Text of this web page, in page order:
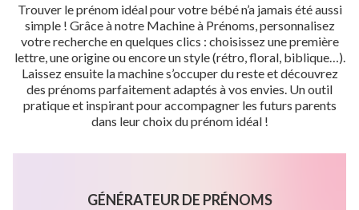
Trouver le prénom idéal pour votre bébé n’a jamais été aussi
simple ! Grâce à notre Machine à Prénoms, personnalisez
votre recherche en quelques clics : choisissez une première
lettre, une origine ou encore un style (rétro, floral, biblique…).
Laissez ensuite la machine s’occuper du reste et découvrez
des prénoms parfaitement adaptés à vos envies. Un outil
pratique et inspirant pour accompagner les futurs parents
dans leur choix du prénom idéal !
GÉNÉRATEUR DE PRÉNOMS